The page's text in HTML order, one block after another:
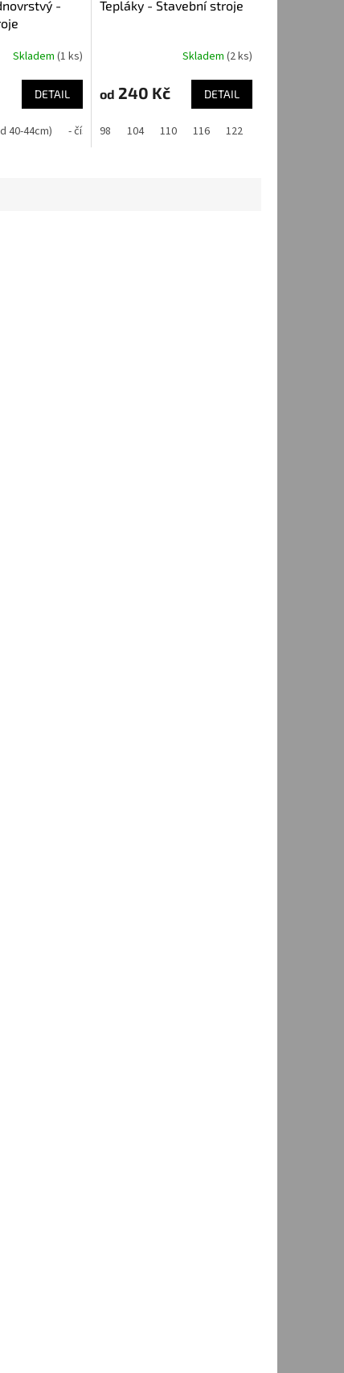
54 cm 55-59 cm
-
Skladem(1 ks)
DETAIL
40-44cm) - číslo 2. (obvod 44-48cm) - číslo 3. (obvod 48-54cm)
Tepláky - Stavební stroje
Skladem (2 ks)
od 240 Kč DETAIL
98 104 110 116 122